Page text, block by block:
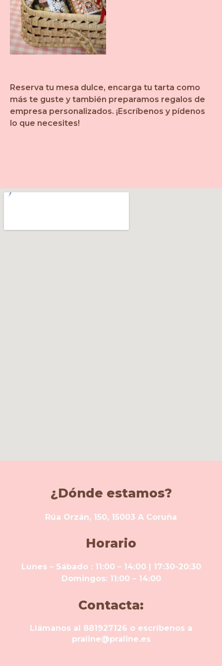
Reserva tu mesa dulce, encarga tu tarta como
más te guste y también preparamos regalos de
empresa personalizados. ¡Escríbenos y pídenos
lo que necesites!
¿Dónde estamos?
Rúa Orzán, 150, 15003 A Coruña
Horario
Lunes – Sábado : 11:00 – 14:00 | 17:30-20:30
Domingos: 11:00 – 14:00
Contacta:
Llámanos al 881927126 o escríbenos a
praline@praline.es